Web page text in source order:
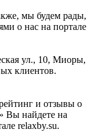
мы будем рады,
о нас на портале
ул., 10, Миоры,
клиентов.
и отзывы о
Вы найдете на
relaxby.su.